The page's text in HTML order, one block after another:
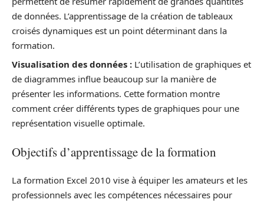
de données. L’apprentissage de la création de tableaux
croisés dynamiques est un point déterminant dans la
formation.
Visualisation des données : L’utilisation de graphiques et
de diagrammes influe beaucoup sur la manière de
présenter les informations. Cette formation montre
comment créer différents types de graphiques pour une
représentation visuelle optimale.
Objectifs d’apprentissage de la formation
La formation Excel 2010 vise à équiper les amateurs et les
professionnels avec les compétences nécessaires pour